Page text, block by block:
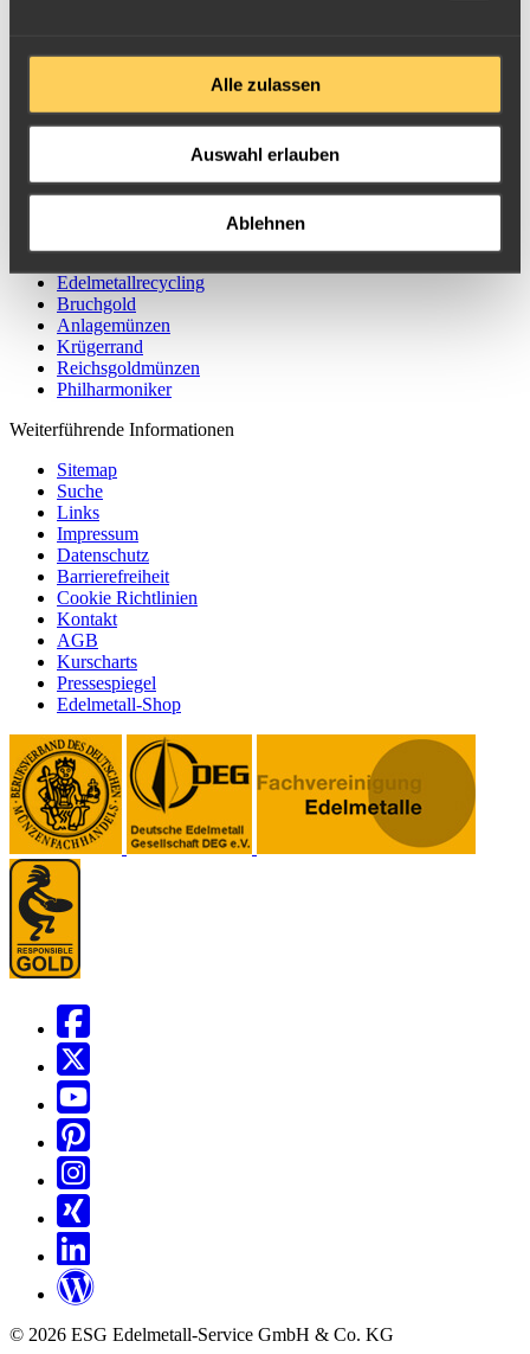
Alle zulassen
Auswahl erlauben
Ablehnen
Diamant Ankauf
Informationsseiten
Goldpreis
Edelmetallrecycling
Bruchgold
Anlagemünzen
Krügerrand
Reichsgoldmünzen
Philharmoniker
Weiterführende Informationen
Sitemap
Suche
Links
Impressum
Datenschutz
Barrierefreiheit
Cookie Richtlinien
Kontakt
AGB
Kurscharts
Pressespiegel
Edelmetall-Shop
© 2026 ESG Edelmetall-Service GmbH & Co. KG